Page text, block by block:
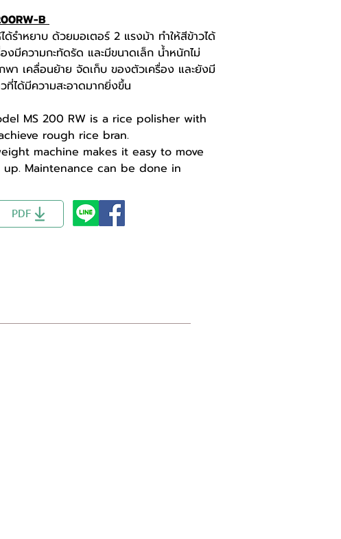
B
ด้รำหยาบ ด้วยมอเตอร์ 2 แรงม้า ทำให้สีข้าวได้
งมีความกะทัดรัด และมีขนาดเล็ก น้ำหนักไม่
พา เคลื่อนย้าย จัดเก็บ ของตัวเครื่อง และยังมี
ที่ได้มีความสะอาดมากยิ่งขึ้น
MS 200 RW is a rice polisher with
rough rice bran.
machine makes it easy to move
Maintenance can be done in
PDF